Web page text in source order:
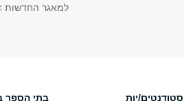
למאגר החדשות
סטודנטים/יות
בתי הספר